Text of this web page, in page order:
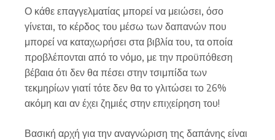
Ο κάθε επαγγελματίας μπορεί να μειώσει, όσο
γίνεται, το κέρδος του μέσω των δαπανών που
μπορεί να καταχωρήσει στα βιβλία του, τα οποία
προβλέπονται από το νόμο, με την προϋπόθεση
βέβαια ότι δεν θα πέσει στην τσιμπίδα των
τεκμηρίων γιατί τότε δεν θα το γλιτώσει το 26%
ακόμη και αν έχει ζημιές στην επιχείρηση του!
Βασική αρχή για την αναγνώριση της δαπάνης είναι